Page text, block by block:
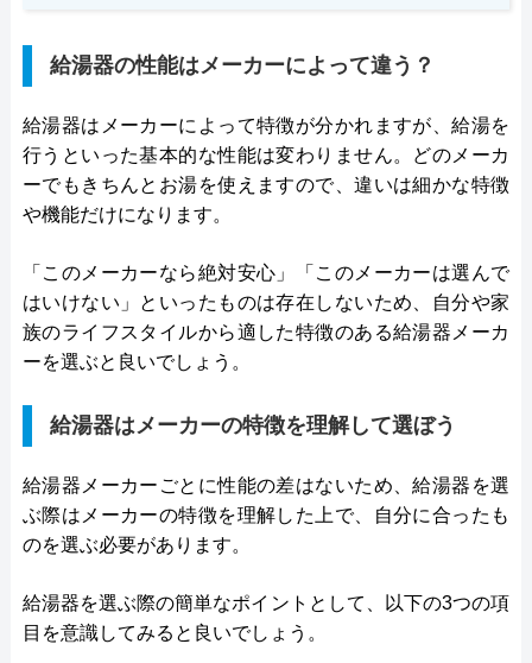
給湯器の性能はメーカーによって違う？
給湯器はメーカーによって特徴が分かれますが、給湯を
行うといった基本的な性能は変わりません。どのメーカ
ーでもきちんとお湯を使えますので、違いは細かな特徴
や機能だけになります。
「このメーカーなら絶対安心」「このメーカーは選んで
はいけない」といったものは存在しないため、自分や家
族のライフスタイルから適した特徴のある給湯器メーカ
ーを選ぶと良いでしょう。
給湯器はメーカーの特徴を理解して選ぼう
給湯器メーカーごとに性能の差はないため、給湯器を選
ぶ際はメーカーの特徴を理解した上で、自分に合ったも
のを選ぶ必要があります。
給湯器を選ぶ際の簡単なポイントとして、以下の3つの項
目を意識してみると良いでしょう。